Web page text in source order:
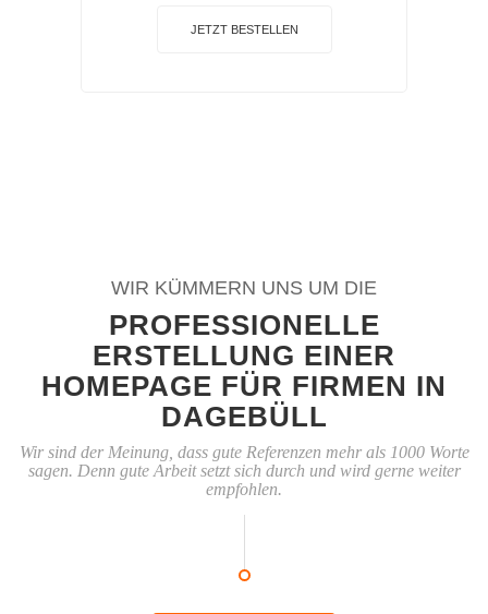
JETZT BESTELLEN
WIR KÜMMERN UNS UM DIE
PROFESSIONELLE
ERSTELLUNG EINER
HOMEPAGE FÜR FIRMEN IN
DAGEBÜLL
Wir sind der Meinung, dass gute Referenzen mehr als 1000 Worte
sagen. Denn gute Arbeit setzt sich durch und wird gerne weiter
empfohlen.